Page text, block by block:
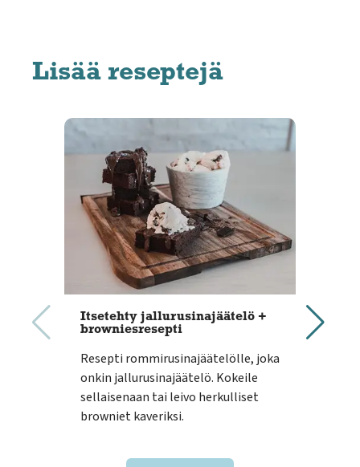
Lisää reseptejä
Itsetehty jallurusinajäätelö +
browniesresepti
Resepti rommirusinajäätelölle, joka
onkin jallurusinajäätelö. Kokeile
sellaisenaan tai leivo herkulliset
browniet kaveriksi.